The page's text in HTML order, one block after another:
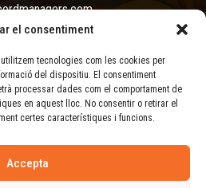
el consentiment
tecnologies com les cookies per
del dispositiu. El consentiment
processar dades com el comportament de
en aquest lloc. No consentir o retirar el
certes característiques i funcions.
Accepta
651 58 36 01
Avís legal
de privacitat
de cookies
Sabor de Gràcia
Carles Reverter